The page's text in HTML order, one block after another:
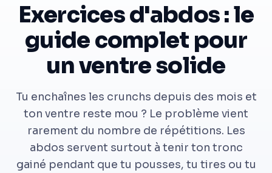
Exercices d'abdos : le
guide complet pour
un ventre solide
Tu enchaînes les crunchs depuis des mois et
ton ventre reste mou ? Le problème vient
rarement du nombre de répétitions. Les
abdos servent surtout à tenir ton tronc
gainé pendant que tu pousses, tu tires ou tu